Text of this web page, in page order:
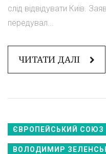
слід відвідувати Київ.
передувал...
ЧИТАТИ ДАЛІ
ЄВРОПЕЙСЬКИЙ СОЮЗ
ВОЛОДИМИР